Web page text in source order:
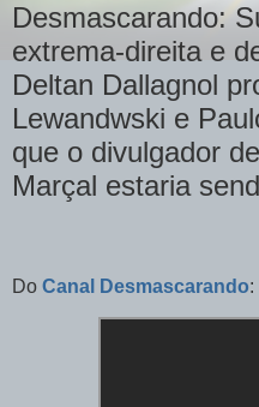
Desmascarando:
extrema-direita e
Deltan Dallagnol
Lewandwski e
que o divulgador
Marçal estaria
Do Canal Desmascarando: